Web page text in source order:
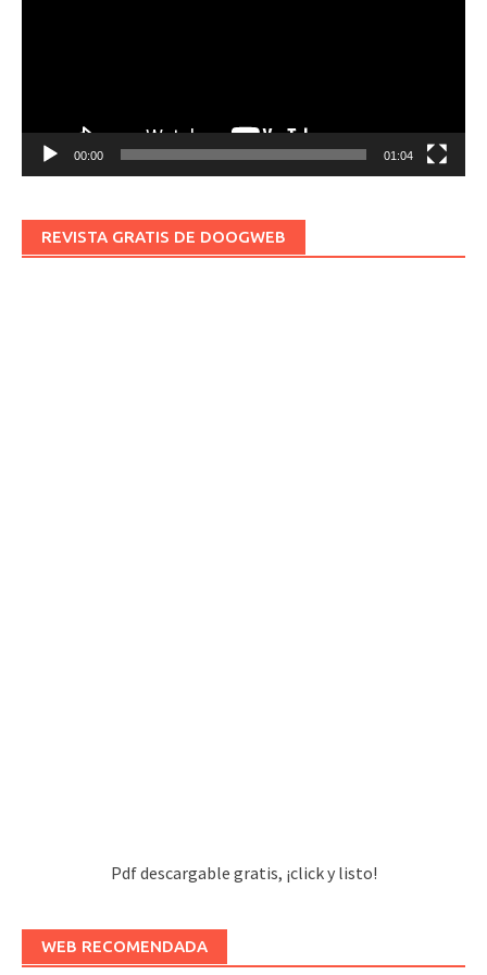
00:00 01:04
REVISTA GRATIS DE DOOGWEB
Pdf descargable gratis, ¡click y listo!
WEB RECOMENDADA